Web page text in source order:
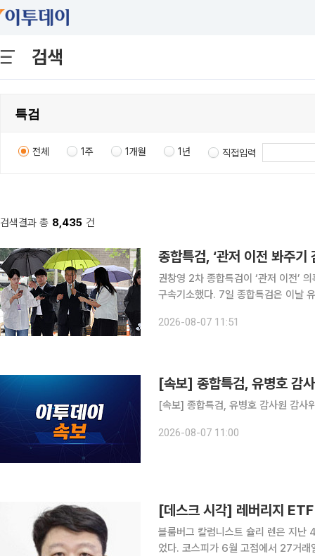
검색
전체 1주 1개월 1년 직접입력
검색결과 총 8,435 건
종합특검, ‘관저 이전 봐주기
권창영 2차 종합특검이 ‘관저 이전’
구속기소했다. 7일 종합특검은 이날 유 감사위원을 직권남용 권리행사 방해 혐의로 구속 상태로 재
이전과 관련한 감사 결과를 축소 또는
2026-08-07 11:51
[속보] 종합특검, 유병호 감
2026-08-07 11:00
[데스크 시각] 레버리지
블룸버그 칼럼니스트 슐리 렌은 지난
었다. 코스피가 6월 고점에서 27거